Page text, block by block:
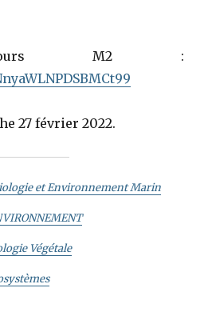
M2 :
27 février 2022.
et Environnement Marin
Végétale